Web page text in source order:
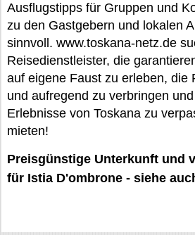
Ausflugstipps für Gruppen und
zu den Gastgebern und lokalen
sinnvoll. www.toskana-netz.de
Reisedienstleister, die
auf eigene Faust zu erleben, die
und aufregend zu verbringen
Erlebnisse von Toskana zu
mieten!
Preisgünstige Unterkunft und
für Istia D'ombrone - siehe